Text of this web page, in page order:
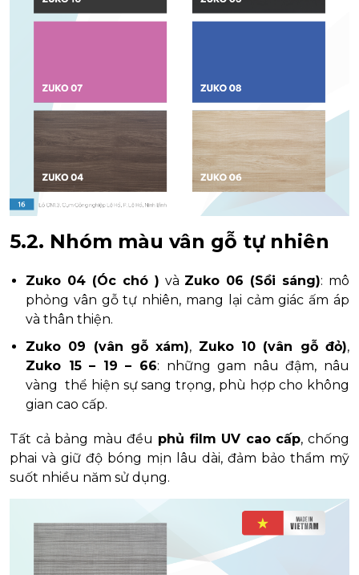
5.2. Nhóm màu vân gỗ tự nhiên
Zuko 04 (Óc chó ) và Zuko 06 (Sồi sáng): mô
phỏng vân gỗ tự nhiên, mang lại cảm giác ấm áp
và thân thiện.
Zuko 09 (vân gỗ xám), Zuko 10 (vân gỗ đỏ),
Zuko 15 – 19 – 66: những gam nâu đậm, nâu
vàng thể hiện sự sang trọng, phù hợp cho không
gian cao cấp.
Tất cả bảng màu đều phủ film UV cao cấp, chống
phai và giữ độ bóng mịn lâu dài, đảm bảo thẩm mỹ
suốt nhiều năm sử dụng.